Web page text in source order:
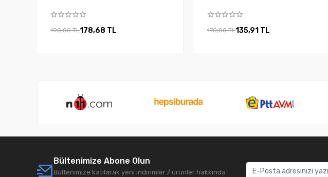
190,00 TL178,68 TL 170,00 TL135,91 TL
Bültenimize Abone Olun
Bültenimize katılarak yeni indirimler / ürünler hakkında